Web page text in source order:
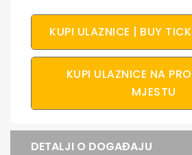
KUPI ULAZNICE | BUY
KUPI ULAZNICE NA
MJESTU
DETALJI O DOGAĐAJU